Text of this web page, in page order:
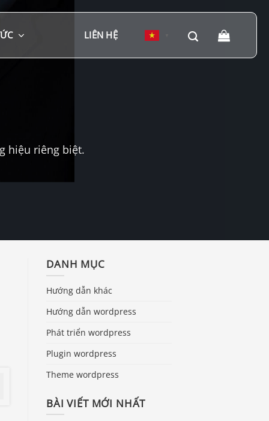
LIÊN HỆ
hiệu riêng biệt.
DANH MỤC
Hướng dẫn khác
Hướng dẫn wordpress
Phát triển wordpress
Plugin wordpress
Theme wordpress
BÀI VIẾT MỚI NHẤT